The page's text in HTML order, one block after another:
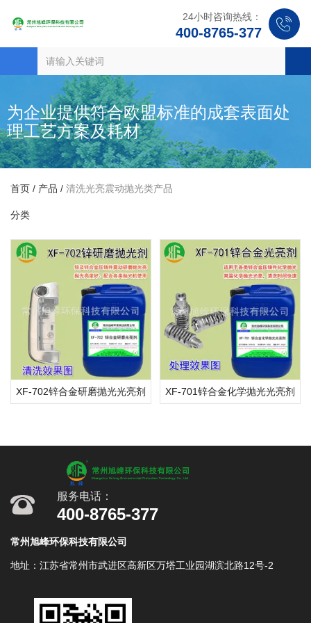
24小时咨询热线：
400-8765-377
为企业提供符合欧盟标准的成套表面处
理工艺方案及耗材
首页 / 产品 / 清洗光亮震动抛光类产品
分类
XF-702锌合金研磨抛光光亮剂 XF-701锌合金化学抛光光亮剂
服务电话：
400-8765-377
常州旭峰环保科技有限公司
地址：江苏省常州市武进区高新区万塔工业园湖滨北路12号-2